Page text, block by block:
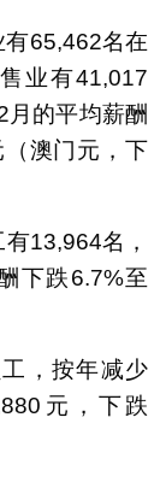
65,462名在
业有41,017
的平均薪酬
（澳门元，下
13,964名，
下跌6.7%至
，按年减少
元，下跌